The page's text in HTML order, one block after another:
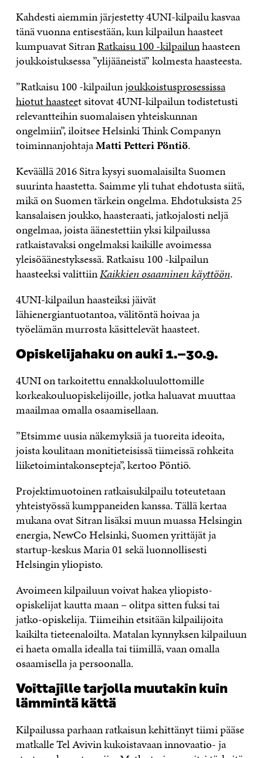
Kahdesti aiemmin järjestetty 4UNI-kilpailu kasvaa
tänä vuonna entisestään, kun kilpailun haasteet
kumpuavat SitranRatkaisu 100 -kilpailunhaasteen
joukkoistuksessa ”ylijääneistä” kolmesta haasteesta.
”Ratkaisu 100 -kilpailunjoukkoistusprosessissa
hiotut haasteet sitovat 4UNI-kilpailun todistetusti
relevantteihin suomalaisen yhteiskunnan
ongelmiin”, iloitsee Helsinki Think Companyn
toiminnanjohtajaMatti Petteri Pöntiö.
Keväällä 2016 Sitra kysyi suomalaisilta Suomen
suurinta haastetta. Saimme yli tuhat ehdotusta siitä,
mikä on Suomen tärkein ongelma. Ehdotuksista 25
kansalaisen joukko, haasteraati, jatkojalosti neljä
ongelmaa, joista äänestettiin yksi kilpailussa
ratkaistavaksi ongelmaksi kaikille avoimessa
yleisöäänestyksessä. Ratkaisu 100 -kilpailun
haasteeksi valittiinKaikkien osaaminen käyttöön.
4UNI-kilpailun haasteiksi jäivät
lähienergiantuotantoa, välitöntä hoivaa ja
työelämän murrosta käsittelevät haasteet.
Opiskelijahaku on auki 1.–30.9.
4UNI on tarkoitettu ennakkoluulottomille
korkeakouluopiskelijoille, jotka haluavat muuttaa
maailmaa omalla osaamisellaan.
”Etsimme uusia näkemyksiä ja tuoreita ideoita,
joista koulitaan monitieteisissä tiimeissä rohkeita
liiketoimintakonsepteja”, kertoo Pöntiö.
Projektimuotoinen ratkaisukilpailu toteutetaan
yhteistyössä kumppaneiden kanssa. Tällä kertaa
mukana ovat Sitran lisäksi muun muassa Helsingin
energia, NewCo Helsinki, Suomen yrittäjät ja
startup-keskus Maria 01 sekä luonnollisesti
Helsingin yliopisto.
Avoimeen kilpailuun voivat hakea yliopisto-
opiskelijat kautta maan – olitpa sitten fuksi tai
jatko-opiskelija. Tiimeihin etsitään kilpailijoita
kaikilta tieteenaloilta. Matalan kynnyksen kilpailuun
ei haeta omalla idealla tai tiimillä, vaan omalla
osaamisella ja persoonalla.
Voittajille tarjolla muutakin kuin
lämmintä kättä
Kilpailussa parhaan ratkaisun kehittänyt tiimi pääse
matkalle Tel Avivin kukoistavaan innovaatio- ja